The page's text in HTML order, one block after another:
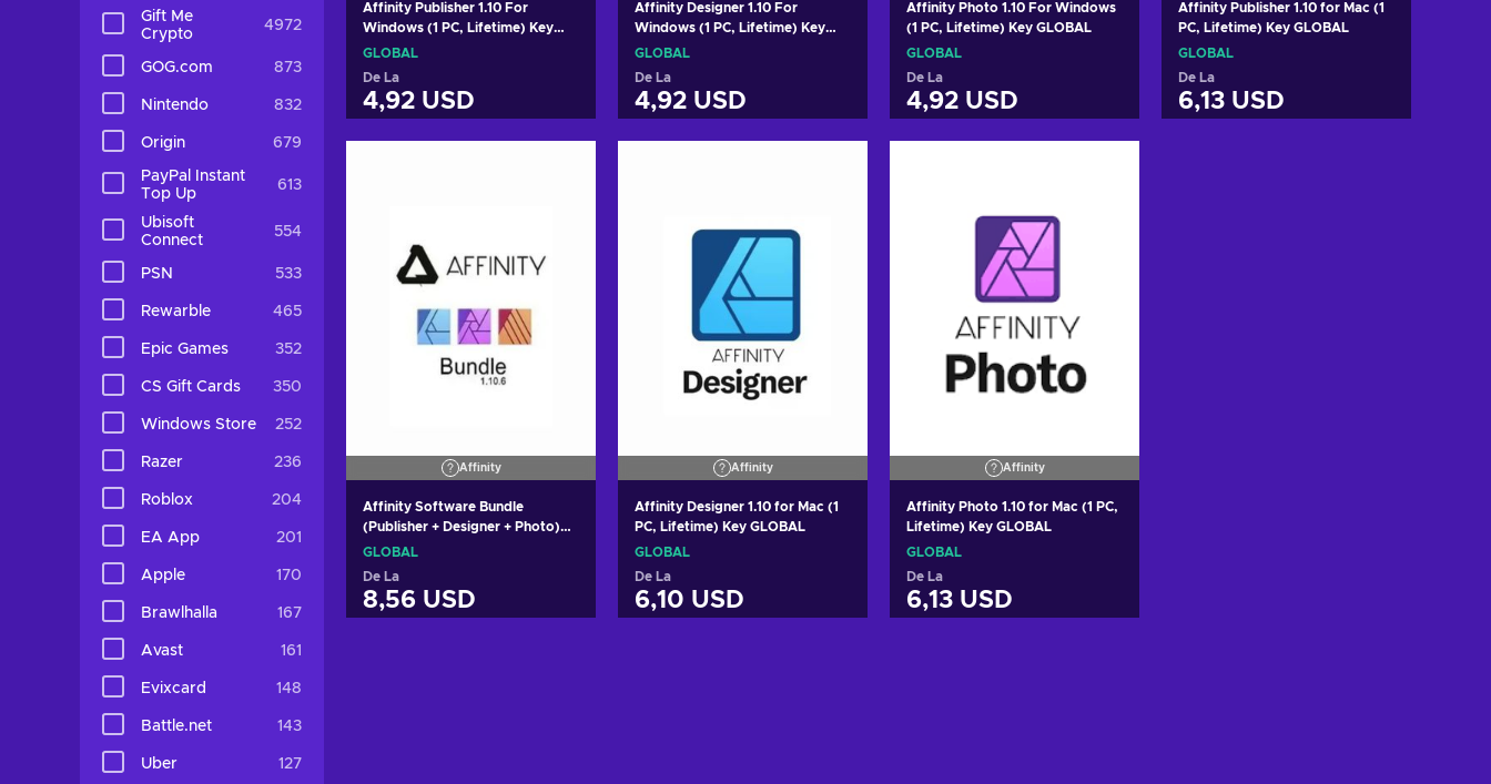
Gift Me
Crypto
4972
GOG.com 873
Nintendo 832
Origin 679
PayPal Instant
Top Up
613
Ubisoft
Connect
554
PSN 533
Rewarble 465
Epic Games 352
CS Gift Cards 350
Windows Store 252
Razer 236
Roblox 204
EA App 201
Apple 170
Brawlhalla 167
Avast 161
Evixcard 148
Battle.net 143
Uber 127
Affinity Publisher 1.10 For
Windows (1 PC, Lifetime) Key
GLOBAL
GLOBAL
De La
4,92 USD
Affinity Designer 1.10 For
Windows (1 PC, Lifetime) Key
GLOBAL
GLOBAL
De La
4,92 USD
Affinity Photo 1.10 For Windows
(1 PC, Lifetime) Key GLOBAL
GLOBAL
De La
4,92 USD
Affinity Publisher 1.10 for Mac (1
PC, Lifetime) Key GLOBAL
GLOBAL
De La
6,13 USD
Affinity
Affinity Software Bundle
(Publisher + Designer + Photo)
v.1.10 (1 PC, Lifetime) Key
GLOBAL
De La
8,56 USD
Affinity
Affinity Designer 1.10 for Mac (1
PC, Lifetime) Key GLOBAL
GLOBAL
De La
6,10 USD
Affinity
Affinity Photo 1.10 for Mac (1 PC,
Lifetime) Key GLOBAL
GLOBAL
De La
6,13 USD